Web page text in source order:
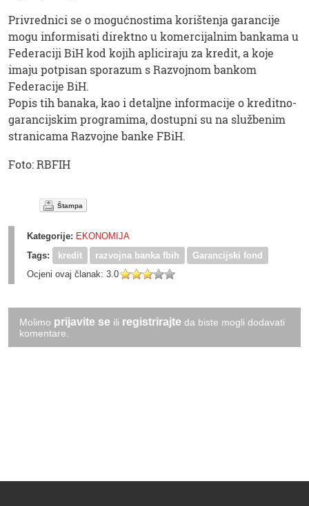
Privrednici se o mogućnostima korištenja garancije
mogu informisati direktno u komercijalnim bankama u
Federaciji BiH kod kojih apliciraju za kredit, a koje
imaju potpisan sporazum s Razvojnom bankom
Federacije BiH.
Popis tih banaka, kao i detaljne informacije o kreditno-
garancijskim programima, dostupni su na službenim
stranicama Razvojne banke FBiH.
Foto: RBFIH
Štampa
Kategorije: EKONOMIJA
Tags:
kredit razvojna banka fbih
Garancijski fond
Ocjeni ovaj članak: 3.0
Molimo prijavite se ili registrirajte da biste mogli dodavati
komentare.